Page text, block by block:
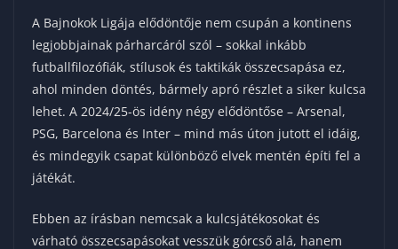
A Bajnokok Ligája elődöntője nem csupán a kontinens
legjobbjainak párharcáról szól – sokkal inkább
futballfilozófiák, stílusok és taktikák összecsapása ez,
ahol minden döntés, bármely apró részlet a siker kulcsa
lehet. A 2024/25-ös idény négy elődöntőse – Arsenal,
PSG, Barcelona és Inter – mind más úton jutott el idáig,
és mindegyik csapat különböző elvek mentén építi fel a
játékát.
Ebben az írásban nemcsak a kulcsjátékosokat és
várható összecsapásokat vesszük górcső alá, hanem